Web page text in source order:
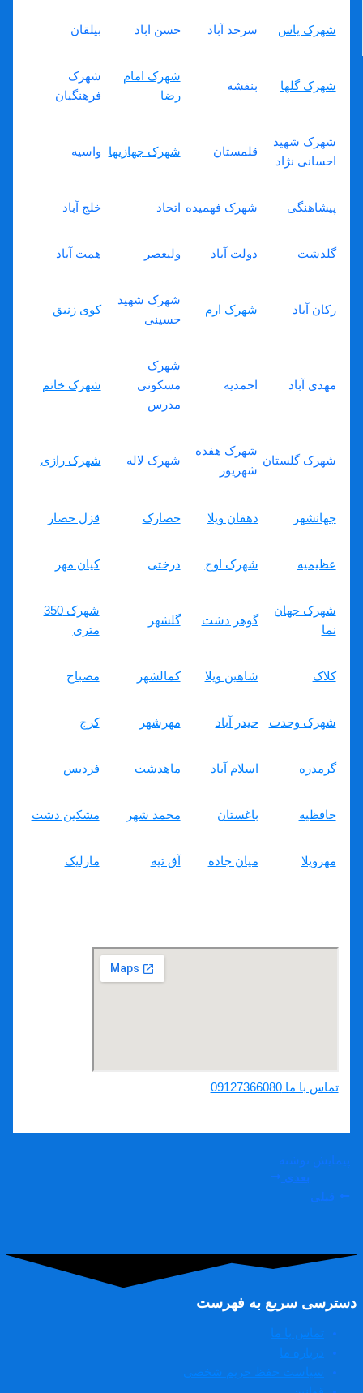
شهرک یاس سرحد آباد حسن اباد بیلقان
شهرک گلها بنفشه
شهرک امام
رضا
شهرک
فرهنگیان
شهرک شهید
احسانی نژاد
قلمستان شهرک جهازیها واسیه
پیشاهنگی شهرک فهمیده اتحاد خلج آباد
گلدشت دولت آباد ولیعصر همت آباد
رکان آباد شهرک ارم
شهرک شهید
حسینی
کوی زنبق
مهدی آباد احمدیه
شهرک
مسکونی
مدرس
شهرک خاتم
شهرک گلستان
شهرک هفده
شهریور
شهرک لاله شهرک رازی
جهانشهر دهقان ویلا حصارک قزل حصار
عظیمیه شهرک اوج درختی کیان مهر
شهرک جهان
نما
گوهر دشت گلشهر
شهرک 350
متری
کلاک شاهین ویلا کمالشهر مصباح
شهرک وحدت حیدر آباد مهرشهر کرج
گرمدره اسلام آباد ماهدشت فردیس
حافظیه باغستان محمد شهر مشکین دشت
مهرویلا میان جاده آق تپه مارلیک
تماس با ما 09127366080
پیمایش نوشته
قبلی
بعدی
دسترسی سریع به فهرست
تماس با ما
درباره ما
سیاست حفظ حریم شخصی